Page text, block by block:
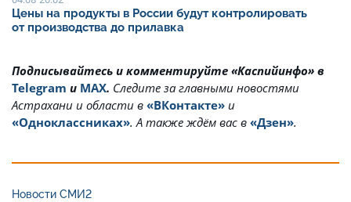
Цены на продукты в России будут контролировать
от производства до прилавка
Подписывайтесь и комментируйте «Каспийинфо» в
Telegram и MAX. Cледите за главными новостями
Астрахани и области в «ВКонтакте» и
«Одноклассниках». А также ждём вас в «Дзен».
Новости СМИ2